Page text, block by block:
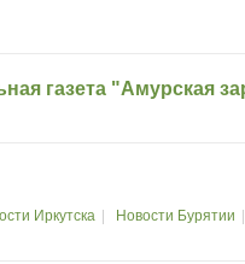
газета "Амурская
Иркутска Новости Бурятии